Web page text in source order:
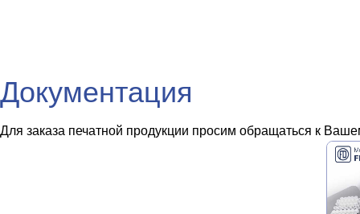
Документация
Для заказа печатной продукции просим обращаться к